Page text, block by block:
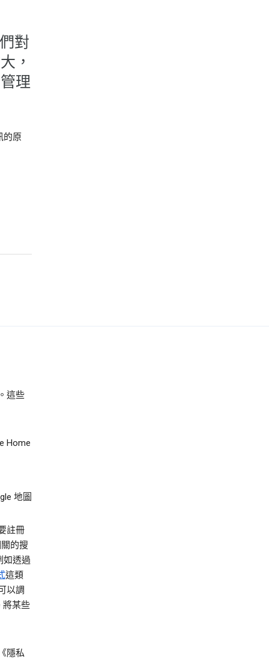
對
，
理
的原
這些
Home
地圖
註冊
的搜
如透過
這類
以調
將某些
隱私